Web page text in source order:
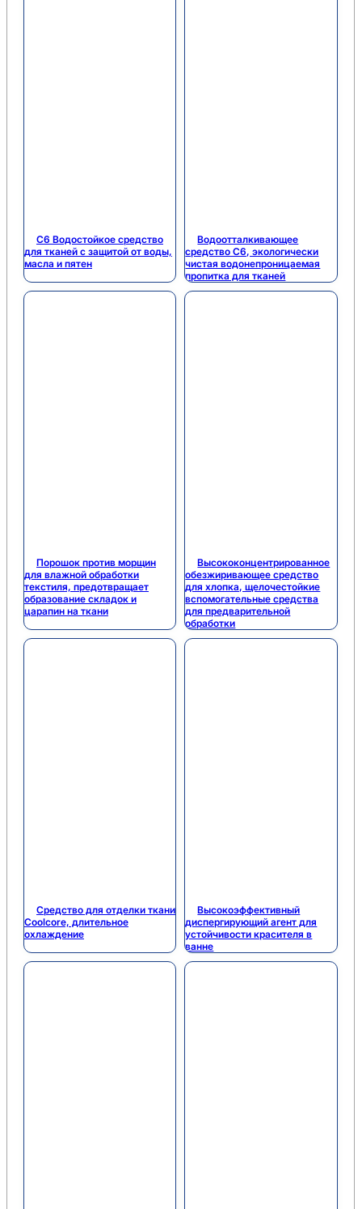
C6 Водостойкое средство
для тканей с защитой от воды,
масла и пятен
Водоотталкивающее
средство C6, экологически
чистая водонепроницаемая
пропитка для тканей
Порошок против морщин
для влажной обработки
текстиля, предотвращает
образование складок и
царапин на ткани
Высококонцентрированное
обезжиривающее средство
для хлопка, щелочестойкие
вспомогательные средства
для предварительной
обработки
Средство для отделки ткани
Coolcore, длительное
охлаждение
Высокоэффективный
диспергирующий агент для
устойчивости красителя в
ванне